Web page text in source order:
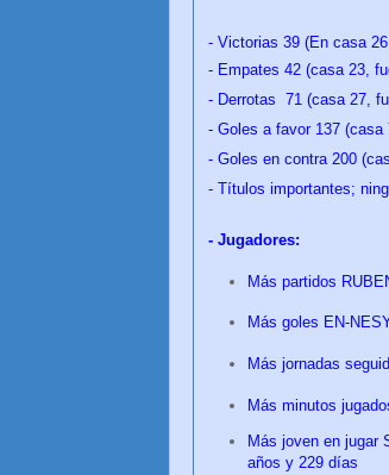
- Victorias 39 (En casa
- Empates 42 (casa 23,
- Derrotas 71 (casa 27,
- Goles a favor 137 (casa
- Goles en contra 200
- Títulos importantes;
- Jugadores:
Más partidos
Más goles EN-
Más jornadas
Más minutos
Más joven en jugar
años y 229 días